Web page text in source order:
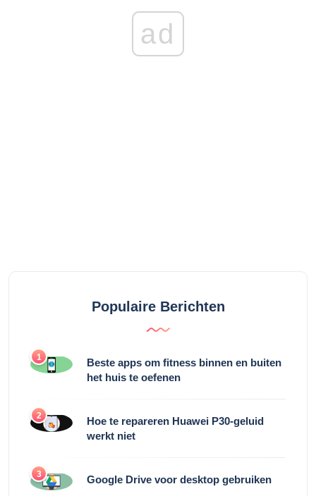
ad
Populaire Berichten
1
Beste apps om fitness binnen en buiten
het huis te oefenen
2
Hoe te repareren Huawei P30-geluid
werkt niet
3 Google Drive voor desktop gebruiken